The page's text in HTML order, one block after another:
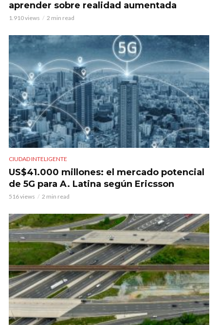
aprender sobre realidad aumentada
1.910 views 2 min read
CIUDAD INTELIGENTE
US$41.000 millones: el mercado potencial
de 5G para A. Latina según Ericsson
516 views 2 min read